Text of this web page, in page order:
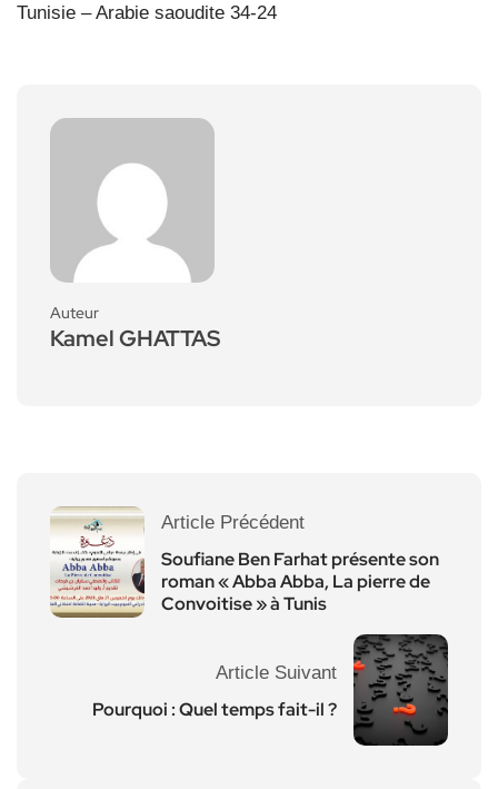
Tunisie – Arabie saoudite 34-24
Auteur
Kamel GHATTAS
Article Précédent
Soufiane Ben Farhat présente son
roman « Abba Abba, La pierre de
Convoitise » à Tunis
Article Suivant
Pourquoi : Quel temps fait-il ?